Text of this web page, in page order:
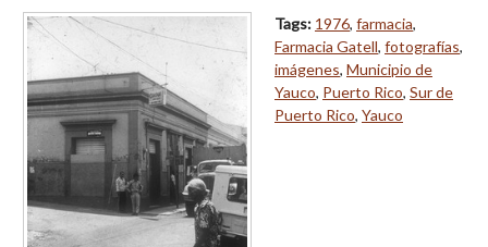
Tags: 1976, farmacia,
Farmacia Gatell, fotografías,
imágenes, Municipio de
Yauco, Puerto Rico, Sur de
Puerto Rico, Yauco